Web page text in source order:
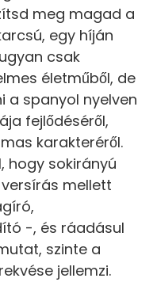
meg magad a
egy híján
csak
életműből, de
a spanyol nyelven
fejlődéséről,
karakteréről.
hogy sokirányú
mellett
-, és ráadásul
szinte a
jellemzi.